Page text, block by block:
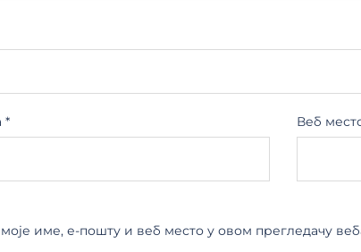
* Веб
моје име, е-пошту и веб место у овом прегледачу